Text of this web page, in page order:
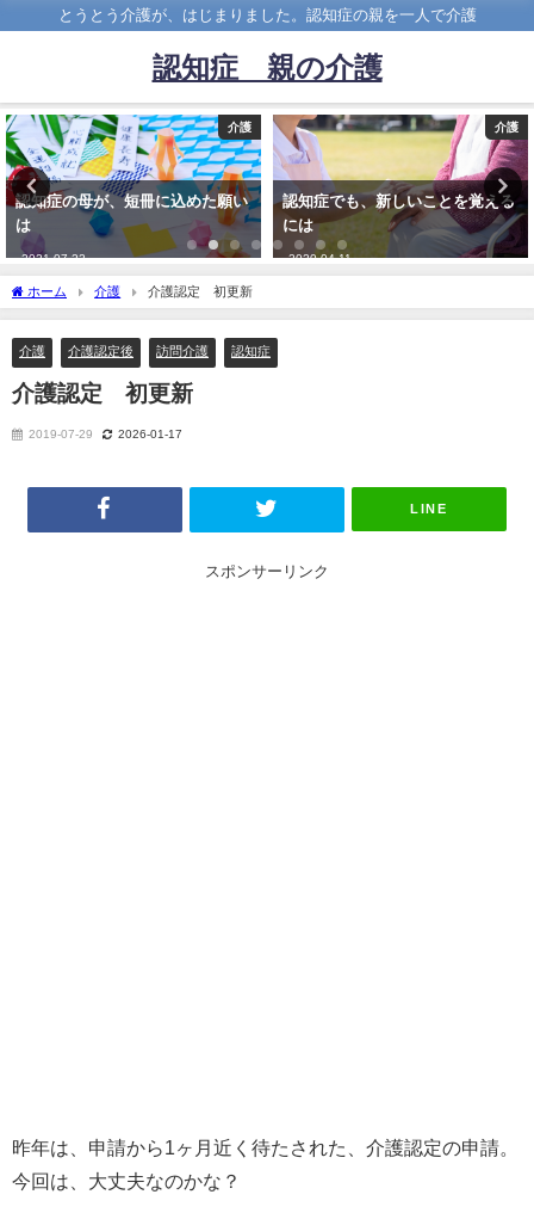
とうとう介護が、はじまりました。認知症の親を一人で介護
認知症 親の介護
介護
認知症の母が、短冊に込めた願い
は
2021-07-22
介護
認知症でも、新しいことを覚える
には
2020-04-11
ホーム 介護 介護認定 初更新
介護 介護認定後 訪問介護 認知症
介護認定 初更新
2019-07-29 2026-01-17
LINE
スポンサーリンク
昨年は、申請から1ヶ月近く待たされた、介護認定の申請。
今回は、大丈夫なのかな？